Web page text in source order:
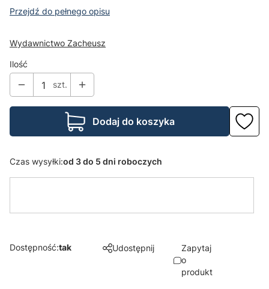
Przejdź do pełnego opisu
Wydawnictwo Zacheusz
Ilość
szt.
Dodaj do koszyka
Czas wysyłki:od 3 do 5 dni roboczych
Dostępność:tak Udostępnij
Zapytaj
o
produkt